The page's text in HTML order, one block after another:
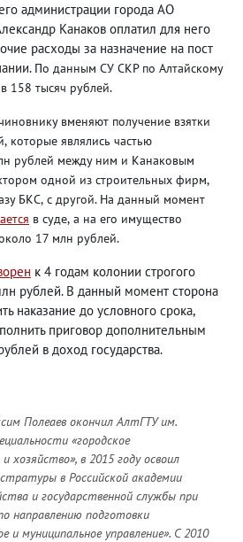
администрации города АО
Канаков оплатил для него
расходы за назначение на пост
По данным СУ СКР по Алтайскому
158 тысяч рублей.
вменяют получение взятки
, которые являлись частью
рублей между ним и Канаковым
одной из строительных фирм,
БКС, с другой. На данный момент
в суде, а на его имущество
17 млн рублей.
к 4 годам колонии строгого
рублей. В данный момент сторона
наказание до условного срока,
приговор дополнительным
в доход государства.
Полеаев окончил АлтГТУ им.
«городское
хозяйство», в 2015 году освоил
в Российской академии
и государственной службы при
направлению подготовки
и муниципальное управление». С 2010